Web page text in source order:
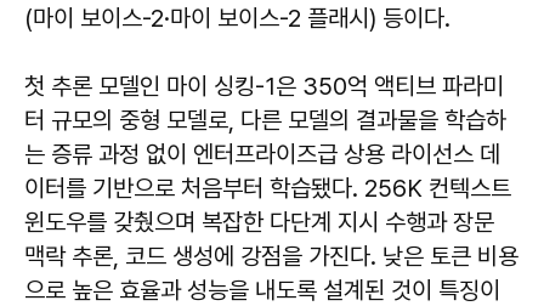
(마이 보이스-2·마이 보이스-2 플래시) 등이다.
첫 추론 모델인 마이 싱킹-1은 350억 액티브 파라미
터 규모의 중형 모델로, 다른 모델의 결과물을 학습하
는 증류 과정 없이 엔터프라이즈급 상용 라이선스 데
이터를 기반으로 처음부터 학습됐다. 256K 컨텍스트
윈도우를 갖췄으며 복잡한 다단계 지시 수행과 장문
맥락 추론, 코드 생성에 강점을 가진다. 낮은 토큰 비용
으로 높은 효율과 성능을 내도록 설계된 것이 특징이